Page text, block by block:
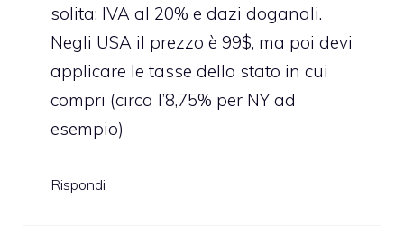
solita: IVA al 20% e dazi doganali.
Negli USA il prezzo è 99$, ma poi devi
applicare le tasse dello stato in cui
compri (circa l’8,75% per NY ad
esempio)
Rispondi